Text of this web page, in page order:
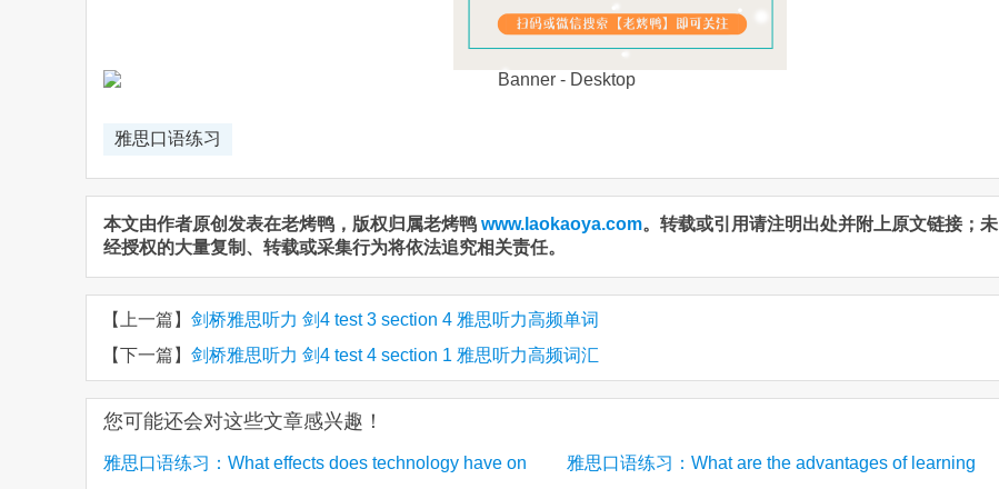
雅思口语练习
本文由作者原创发表在老烤鸭，版权归属老烤鸭 www.laokaoya.com。转载或引用请注明出处并附上原文链接；未
经授权的大量复制、转载或采集行为将依法追究相关责任。
【上一篇】 剑桥雅思听力 剑4 test 3 section 4 雅思听力高频单词
【下一篇】 剑桥雅思听力 剑4 test 4 section 1 雅思听力高频词汇
您可能还会对这些文章感兴趣！
雅思口语练习：What effects does technology have on 雅思口语练习：What are the advantages of learning